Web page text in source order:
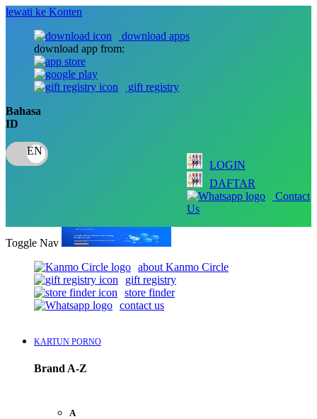
lewati ke Konten
download apps
download app from:
gift registry
Bahasa
ID
LOGIN
DAFTAR
Contact
Us
Toggle Nav
about Kanmo Circle
gift registry
store finder
contact us
KARTUN PORNO
Brand A-Z
A